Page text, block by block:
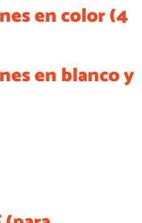
en color (4
en blanco y